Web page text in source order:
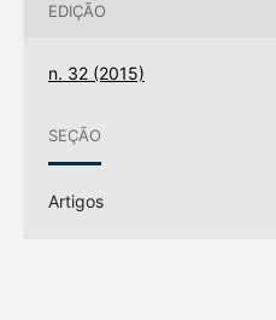
EDIÇÃO
n. 32 (2015)
SEÇÃO
Artigos